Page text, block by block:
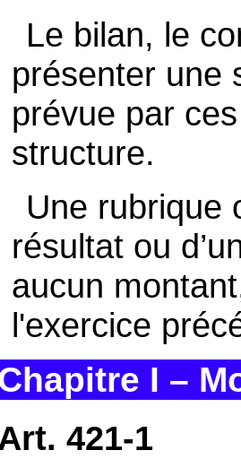
Le bilan, le
présenter une
prévue par
structure.
Une rubrique
résultat ou
aucun
l'exercice
I –
421-1